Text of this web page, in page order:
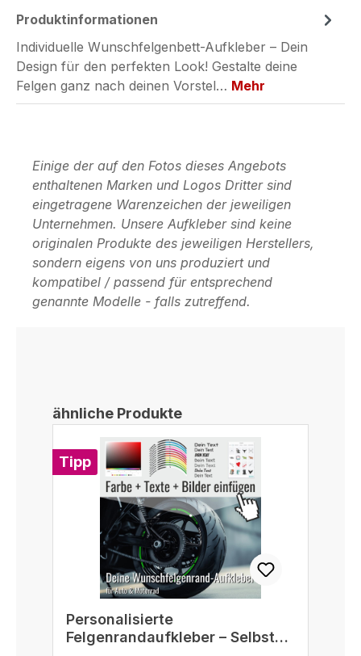
Produktinformationen
Individuelle Wunschfelgenbett-Aufkleber – Dein
Design für den perfekten Look! Gestalte deine
Felgen ganz nach deinen Vorstel… Mehr
Einige der auf den Fotos dieses Angebots
enthaltenen Marken und Logos Dritter sind
eingetragene Warenzeichen der jeweiligen
Unternehmen. Unsere Aufkleber sind keine
originalen Produkte des jeweiligen Herstellers,
sondern eigens von uns produziert und
kompatibel / passend für entsprechend
genannte Modelle - falls zutreffend.
Produktgalerie überspringen
ähnliche Produkte
Tipp
Personalisierte
Felgenrandaufkleber – Selbst